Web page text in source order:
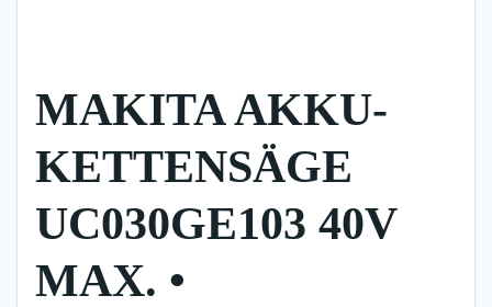
MAKITA AKKU-
KETTENSÄGE
UC030GE103 40V
MAX. •